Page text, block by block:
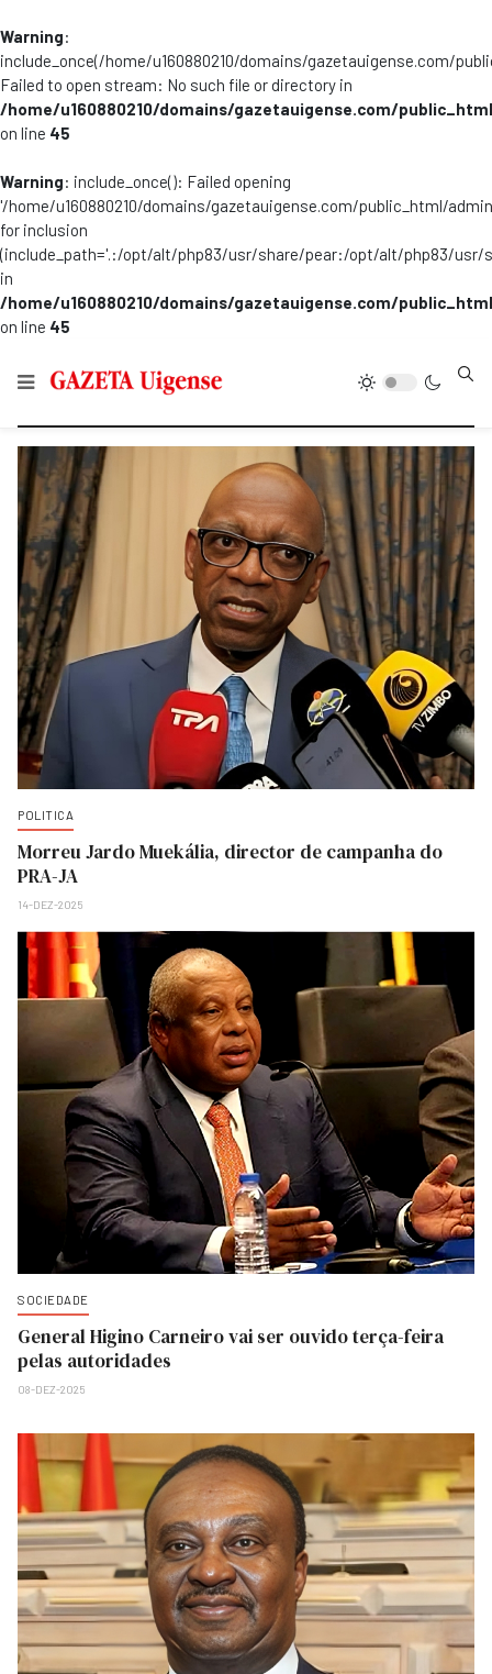
Warning:
include_once(/home/u160880210/domains/gazetauigense.com/
Failed to open stream: No such file or directory in
/home/u160880210/domains/gazetauigense.com/
on line 45
Warning: include_once(): Failed opening
'/home/u160880210/domains/gazetauigense.com/public_html/
for inclusion
(include_path='.:/opt/alt/php83/usr/share/pear:/opt/alt/php83/
in
/home/u160880210/domains/gazetauigense.com/
on line 45
POLITICA
Morreu Jardo Muekália, director de campanha do
PRA-JA
14-DEZ-2025
SOCIEDADE
General Higino Carneiro vai ser ouvido terça-feira
pelas autoridades
08-DEZ-2025